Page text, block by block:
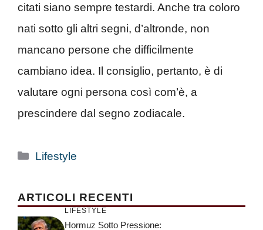
citati siano sempre testardi. Anche tra coloro
nati sotto gli altri segni, d’altronde, non
mancano persone che difficilmente
cambiano idea. Il consiglio, pertanto, è di
valutare ogni persona così com’è, a
prescindere dal segno zodiacale.
Categorie
Lifestyle
ARTICOLI RECENTI
LIFESTYLE
Hormuz Sotto Pressione: